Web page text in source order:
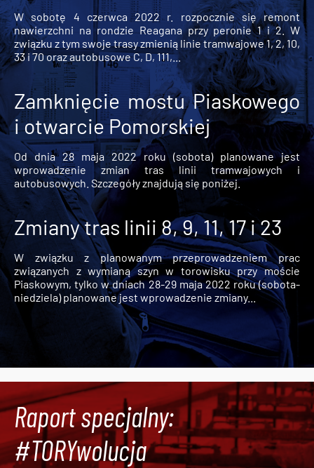
W sobotę 4 czerwca 2022 r. rozpocznie się remont
nawierzchni na rondzie Reagana przy peronie 1 i 2. W
związku z tym swoje trasy zmienią linie tramwajowe 1, 2, 10,
33 i 70 oraz autobusowe C, D, 111,...
Zamknięcie mostu Piaskowego
i otwarcie Pomorskiej
Od dnia 28 maja 2022 roku (sobota) planowane jest
wprowadzenie zmian tras linii tramwajowych i
autobusowych. Szczegóły znajdują się poniżej.
Zmiany tras linii 8, 9, 11, 17 i 23
W związku z planowanym przeprowadzeniem prac
związanych z wymianą szyn w torowisku przy moście
Piaskowym, tylko w dniach 28-29 maja 2022 roku (sobota-
niedziela) planowane jest wprowadzenie zmiany...
Raport specjalny:
#TORYwolucja